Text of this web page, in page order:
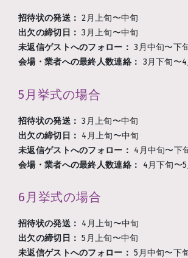
招待状の発送： 2月上旬〜中旬
出欠の締切日： 3月上旬〜中旬
未返信ゲストへのフォロー： 3月中旬〜下
会場・業者への最終人数連絡： 3月下旬〜
5月挙式の場合
招待状の発送： 3月上旬〜中旬
出欠の締切日： 4月上旬〜中旬
未返信ゲストへのフォロー： 4月中旬〜下
会場・業者への最終人数連絡：
4月下旬〜
6月挙式の場合
招待状の発送： 4月上旬〜中旬
出欠の締切日： 5月上旬〜中旬
未返信ゲストへのフォロー： 5月中旬〜下